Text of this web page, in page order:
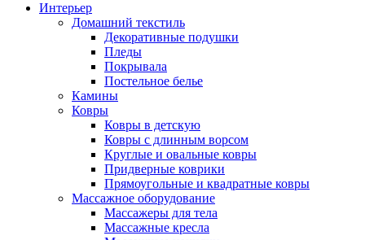
Интерьер
Домашний текстиль
Декоративные подушки
Пледы
Покрывала
Постельное белье
Камины
Ковры
Ковры в детскую
Ковры с длинным ворсом
Круглые и овальные ковры
Придверные коврики
Прямоугольные и квадратные ковры
Массажное оборудование
Массажеры для тела
Массажные кресла